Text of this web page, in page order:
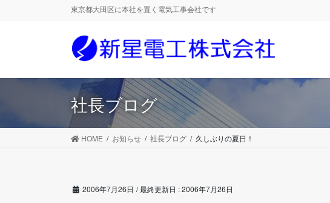
に
ョ
東京都大田区に本社を置く電気工事会社です
社長ブログ
HOME お知らせ 社長ブログ 久しぶりの夏日！
2006年7月26日 / 最終更新日 :2006年7月26日